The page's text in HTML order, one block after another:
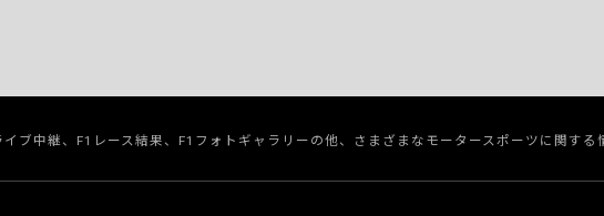
ブ中継、F1レース結果、F1フォトギャラリーの他、さまざまなモータースポーツに関する